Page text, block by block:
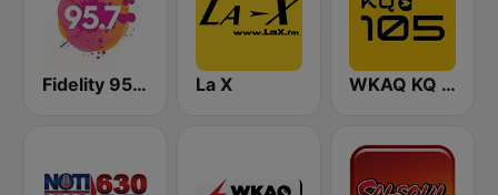
Fidelity 95.7 FM La X WKAQ KQ 105